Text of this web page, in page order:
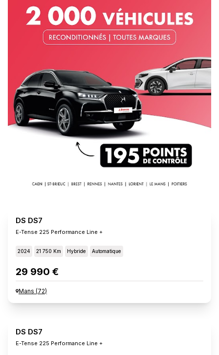
DS DS7
E-Tense 225 Performance Line +
2024 21 750 Km Hybride Automatique
29 990 €
Mans (72)
DS DS7
E-Tense 225 Performance Line +